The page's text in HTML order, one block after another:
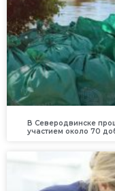
В Северодвинске
участием около 70